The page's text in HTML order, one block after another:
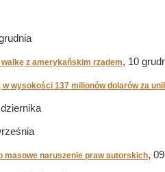
z amerykańskim rządem, 10
wysokości 137 milionów dolarów za
masowe naruszenie praw autorskich,